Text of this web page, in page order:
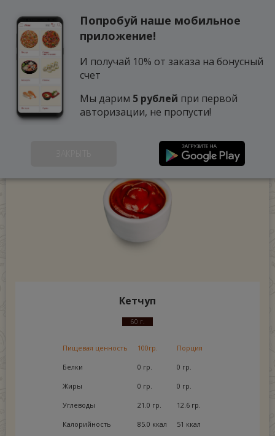
Кетчуп
60 г.
Пищевая ценность 100гр. Порция
Белки 0 гр. 0 гр.
Жиры 0 гр. 0 гр.
Углеводы 21.0 гр. 12.6 гр.
Калорийность 85.0 ккал 51 ккал
Попробуй наше мобильное
приложение!
И получай 10% от заказа на бонусный
счет
Мы дарим 5 рублей при первой
авторизации, не пропусти!